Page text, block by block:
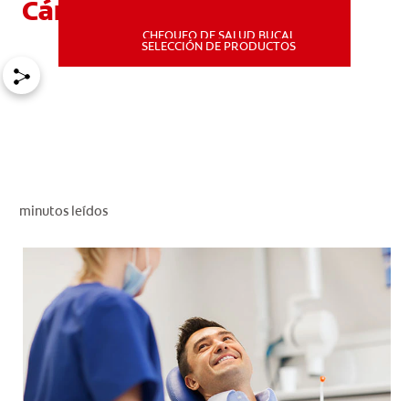
CUPONES
CHEQUEO DE SALUD BUCAL
SELECCIÓN DE PRODUCTOS
Cáncer
minutos leídos